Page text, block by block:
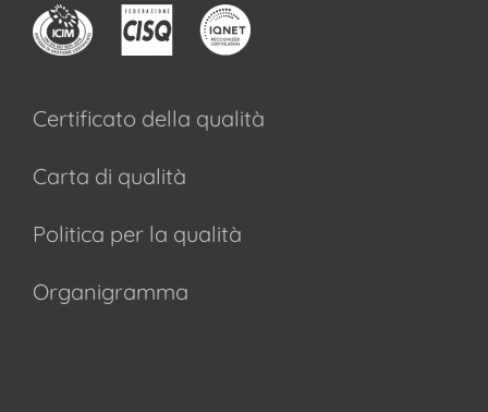
Certificato della qualità
Carta di qualità
Politica per la qualità
Organigramma